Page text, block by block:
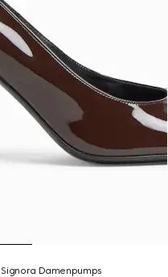
Signora Damenpumps